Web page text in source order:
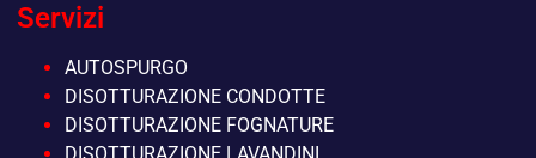
Servizi
AUTOSPURGO
DISOTTURAZIONE CONDOTTE
DISOTTURAZIONE FOGNATURE